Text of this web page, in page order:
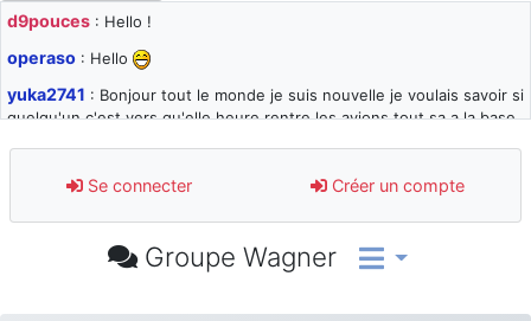
d9pouces : Hello !
operaso : Hello
yuka2741 : Bonjour tout le monde je suis nouvelle je voulais savoir si
quelqu'un c'est vers qu'elle heure rentre les avions tout sa a la base
d9pouces: désolé pour les quelques blocages du site ces derniers
jours : je teste des méthodes contre le spam et les bots trop nocifs
: Super, la nouvelle bannière
Se connecter Créer un compte
Groupe Wagner